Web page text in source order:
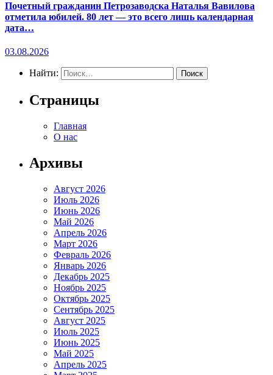
Почетный гражданин Петрозаводска Наталья Вавилова
отметила юбилей. 80 лет — это всего лишь календарная
дата…
03.08.2026
Найти:
Страницы
Главная
О нас
Архивы
Август 2026
Июль 2026
Июнь 2026
Май 2026
Апрель 2026
Март 2026
Февраль 2026
Январь 2026
Декабрь 2025
Ноябрь 2025
Октябрь 2025
Сентябрь 2025
Август 2025
Июль 2025
Июнь 2025
Май 2025
Апрель 2025